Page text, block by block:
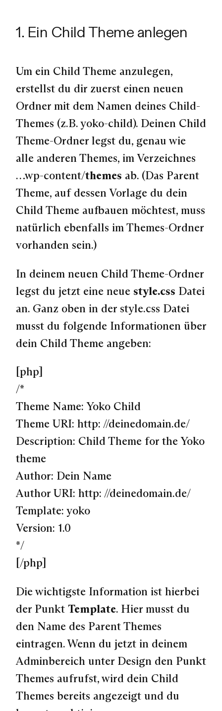
1. Ein Child Theme anlegen
Um ein Child Theme anzulegen,
erstellst du dir zuerst einen neuen
Ordner mit dem Namen deines Child-
Themes (z.B. yoko-child). Deinen Child
Theme-Ordner legst du, genau wie
alle anderen Themes, im Verzeichnes
…wp-content/themes ab. (Das Parent
Theme, auf dessen Vorlage du dein
Child Theme aufbauen möchtest, muss
natürlich ebenfalls im Themes-Ordner
vorhanden sein.)
In deinem neuen Child Theme-Ordner
legst du jetzt eine neue style.css Datei
an. Ganz oben in der style.css Datei
musst du folgende Informationen über
dein Child Theme angeben:
[php]
/*
Theme Name: Yoko Child
Theme URI: http: //deinedomain.de/
Description: Child Theme for the Yoko
theme
Author: Dein Name
Author URI: http: //deinedomain.de/
Template: yoko
Version: 1.0
*/
[/php]
Die wichtigste Information ist hierbei
der Punkt Template. Hier musst du
den Name des Parent Themes
eintragen. Wenn du jetzt in deinem
Adminbereich unter Design den Punkt
Themes aufrufst, wird dein Child
Themes bereits angezeigt und du